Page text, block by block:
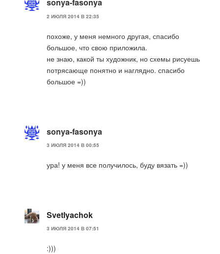
sonya-fasonya
2 ИЮЛЯ 2014 В 22:35
похоже, у меня немного другая, спасибо
большое, что свою приложила.
не знаю, какой ты художник, но схемы рисуешь
потрясающе понятно и наглядно. спасибо
большое =))
sonya-fasonya
3 ИЮЛЯ 2014 В 00:55
ура! у меня все получилось, буду вязать =))
Svetlyachok
3 ИЮЛЯ 2014 В 07:51
:)))